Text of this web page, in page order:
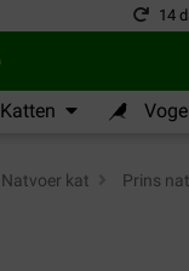
14
Katten
Natvoer kat Prins